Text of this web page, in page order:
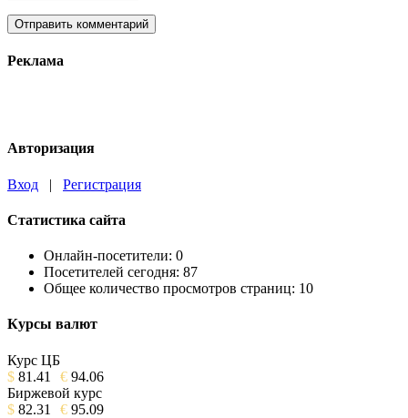
Реклама
Авторизация
Вход | Регистрация
Статистика сайта
Онлайн-посетители: 0
Посетителей сегодня: 87
Общее количество просмотров страниц: 10
Курсы валют
Курс ЦБ
$ 81.41 € 94.06
Биржевой курс
$ 82.31 € 95.09